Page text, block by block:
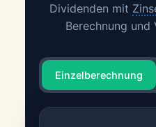
Dividenden mit
Berechnung und
Einzelberechnung